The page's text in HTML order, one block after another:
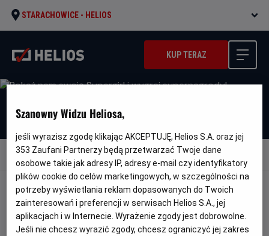
STARACHOWICE - HELIOS
KUP TERAZ
POKAŻ NAM SWOJĄ SUPERGIRL I
WYGRAJ SUPERNAGRODY!
Wróć do aktualności
Szanowny Widzu Heliosa,
jeśli wyrazisz zgodę klikając AKCEPTUJĘ, Helios S.A. oraz jej
353 Zaufani Partnerzy będą przetwarzać Twoje dane
osobowe takie jak adresy IP, adresy e-mail czy identyfikatory
plików cookie do celów marketingowych, w szczególności na
potrzeby wyświetlania reklam dopasowanych do Twoich
zainteresowań i preferencji w serwisach Helios S.A., jej
aplikacjach i w Internecie. Wyrażenie zgody jest dobrowolne.
Jeśli nie chcesz wyrazić zgody, chcesz ograniczyć jej zakres